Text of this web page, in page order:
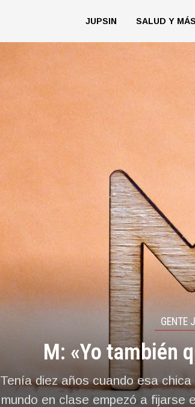
JUPSIN SALUD Y MÁS
GENTE
M: «Yo también
Tenía diez años cuando esa
mundo en clase empezó a